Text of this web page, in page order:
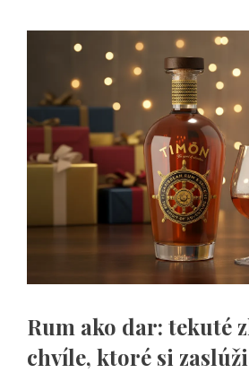
Rum ako dar: tekuté
chvíle, ktoré si